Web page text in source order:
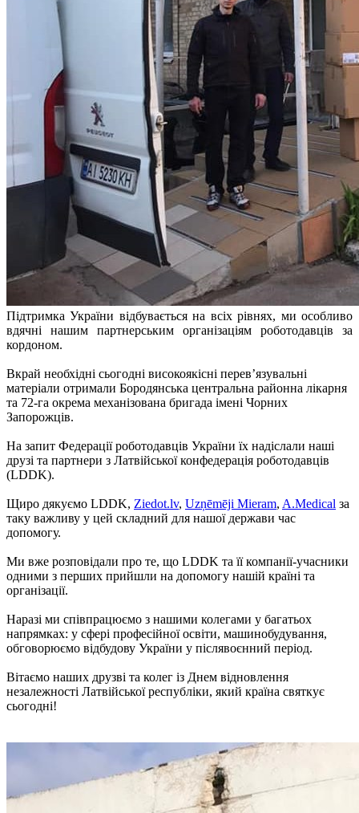
Підтримка України відбувається на всіх рівнях, ми особливо
вдячні нашим партнерським організаціям роботодавців за
кордоном.
Вкрай необхідні сьогодні високоякісні перев’язувальні
матеріали отримали Бородянська центральна районна лікарня
та 72-га окрема механізована бригада імені Чорних
Запорожців.
На запит Федерації роботодавців України їх надіслали наші
друзі та партнери з Латвійської конфедерація роботодавців
(LDDK).
Щиро дякуємо LDDK, Ziedot.lv, Uzņēmēji Mieram, A.Medical за
таку важливу у цей складний для нашої держави час
допомогу.
Ми вже розповідали про те, що LDDK та її компанії-учасники
одними з перших прийшли на допомогу нашій країні та
організації.
Наразі ми співпрацюємо з нашими колегами у багатьох
напрямках: у сфері професійної освіти, машинобудування,
обговорюємо відбудову України у післявоєнний період.
Вітаємо наших друзві та колег із Днем відновлення
незалежності Латвійської республіки, який країна святкує
сьогодні!